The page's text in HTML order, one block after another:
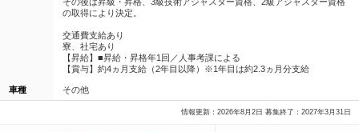
の取得により決定。
交通費支給あり
寮、社宅あり
【昇給】■昇給・昇格年1回／人事考課による
【賞与】約4ヵ月支給（2年目以降）※1年目は約2.3ヵ月分支給
車種 その他
情報更新：2026年8月2日 募集終了：2027年3月31日